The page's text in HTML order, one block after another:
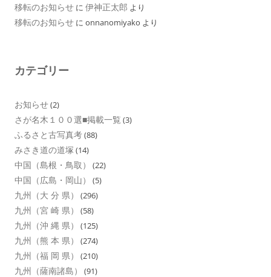
移転のお知らせ に 伊神正太郎 より
移転のお知らせ に onnanomiyako より
カテゴリー
お知らせ(2)
さが名木１００選■掲載一覧 (3)
ふるさと古写真考(88)
みさき道の道塚 (14)
中国（島根・鳥取） (22)
中国（広島・岡山） (5)
九州（大 分 県） (296)
九州（宮 崎 県） (58)
九州（沖 縄 県） (125)
九州（熊 本 県） (274)
九州（福 岡 県） (210)
九州（薩南諸島） (91)